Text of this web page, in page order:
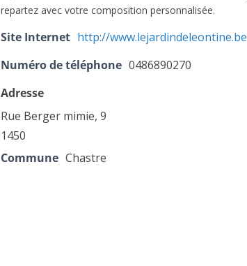
repartez avec votre composition personnalisée.
Site Internet http://www.lejardindeleontine.be
Numéro de téléphone 0486890270
Adresse
Rue Berger mimie, 9
1450
Commune Chastre